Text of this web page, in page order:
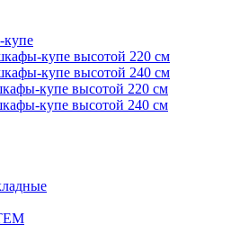
купе высотой 220 см
купе высотой 240 см
купе высотой 220 см
купе высотой 240 см